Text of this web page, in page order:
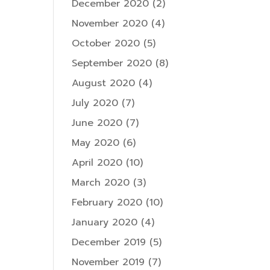
December 2020 (2)
November 2020 (4)
October 2020 (5)
September 2020 (8)
August 2020 (4)
July 2020 (7)
June 2020 (7)
May 2020 (6)
April 2020 (10)
March 2020 (3)
February 2020 (10)
January 2020 (4)
December 2019 (5)
November 2019 (7)